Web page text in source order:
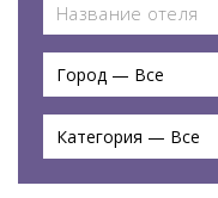
Город — Все
Категория — Все